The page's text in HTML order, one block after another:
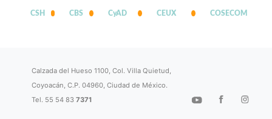
CSH CBS CyAD CEUX COSECOM
Calzada del Hueso 1100, Col. Villa Quietud,
Coyoacán, C.P. 04960, Ciudad de México.
Tel. 55 54 837371